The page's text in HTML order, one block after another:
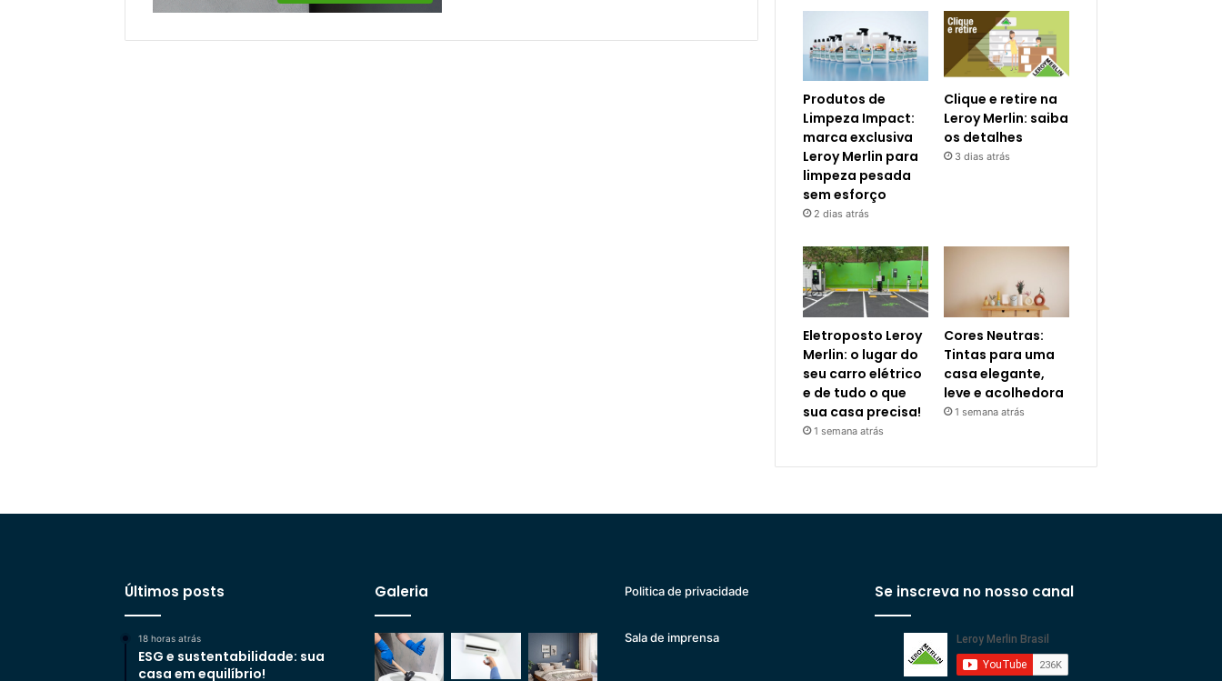
Produtos de
Limpeza Impact:
marca exclusiva
Leroy Merlin para
limpeza pesada
sem esforço
2 dias atrás
Clique e retire na
Leroy Merlin: saiba
os detalhes
3 dias atrás
Eletroposto Leroy
Merlin: o lugar do
seu carro elétrico
e de tudo o que
sua casa precisa!
1 semana atrás
Cores Neutras:
Tintas para uma
casa elegante,
leve e acolhedora
1 semana atrás
Últimos posts
18 horas atrás
ESG e sustentabilidade: sua
casa em equilíbrio!
Galeria Politica de privacidade
Sala de imprensa
Se inscreva no nosso canal